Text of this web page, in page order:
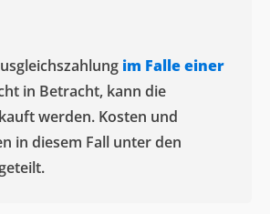
im Falle einer
in Betracht, kann die
werden. Kosten und
in diesem Fall unter den